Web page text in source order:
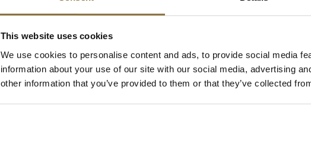
This website uses cookies
We use cookies to personalise content and ads, to provide social media
information about your use of our site with our social media, advertising
other information that you’ve provided to them or that they’ve collected
minőség, a
egyedülálló
hangulatos
kiszolgáló
gyakran
magukat